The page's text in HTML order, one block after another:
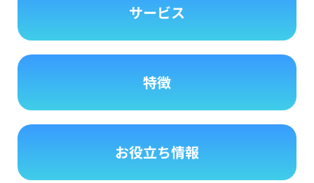
サービス
特徴
お役立ち情報